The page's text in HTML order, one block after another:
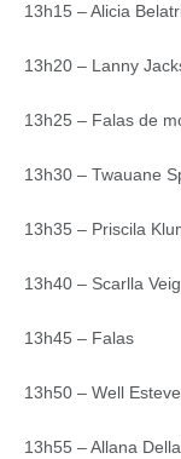
13h15 – Alicia
13h20 – Lanny
13h25 – Falas de
13h30 – Twauane
13h35 – Priscila
13h40 – Scarlla
13h45 – Falas
13h50 – Well
13h55 – Allana